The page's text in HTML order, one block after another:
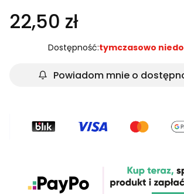
22,50 zł
Dostępność:tymczasowo
Powiadom mnie o